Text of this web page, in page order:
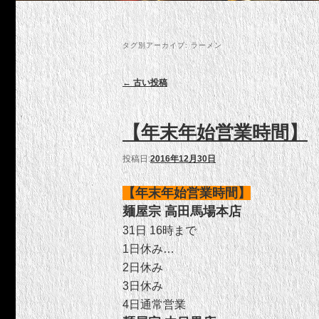
タグ別アーカイブ:ラーメン
投稿ナビゲーション
←古い投稿
【年末年始営業時間】
投稿日:2016年12月30日
【年末年始営業時間】
麺屋宗 高田馬場本店
31日 16時まで
1日休み…
2日休み
3日休み
4日通常営業